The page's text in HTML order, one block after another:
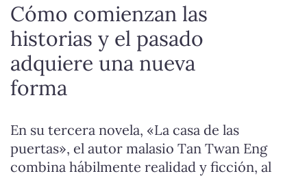
Cómo comienzan las
historias y el pasado
adquiere una nueva
forma
En su tercera novela, «La casa de las
puertas», el autor malasio Tan Twan Eng
combina hábilmente realidad y ficción, al